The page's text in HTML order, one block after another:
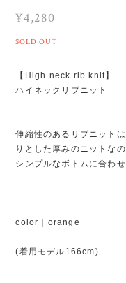
¥4,280
SOLD OUT
【High neck rib knit】
ハイネックリブニット
伸縮性のあるリブニット
りとした厚みのニットな
シンプルなボトムに合わ
color｜orange
(着用モデル166cm)